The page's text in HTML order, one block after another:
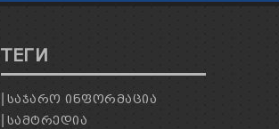
ТЕГИ
ᲡᲐᲯᲐᲠᲝ ᲘᲜᲤᲝᲠᲛᲐᲪᲘᲐ
ᲡᲐᲛᲢᲠᲔᲓᲘᲐ